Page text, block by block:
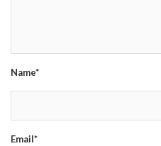
Name*
Email*